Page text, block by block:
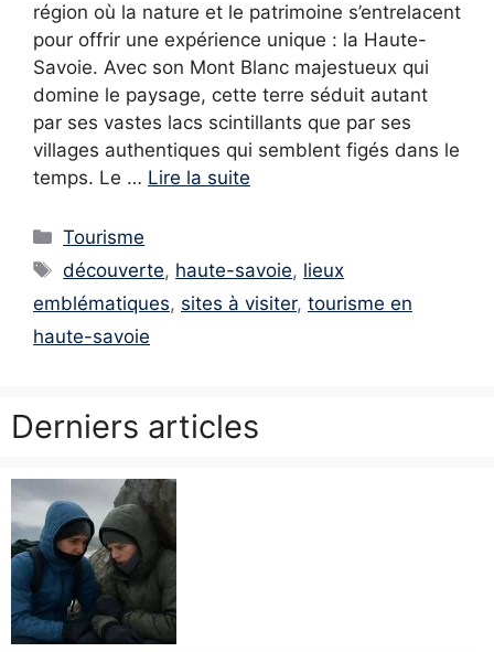
région où la nature et le patrimoine s’entrelacent
pour offrir une expérience unique : la Haute-
Savoie. Avec son Mont Blanc majestueux qui
domine le paysage, cette terre séduit autant
par ses vastes lacs scintillants que par ses
villages authentiques qui semblent figés dans le
temps. Le … Lire la suite
Catégories
Tourisme
Étiquettes
découverte, haute-savoie, lieux
emblématiques, sites à visiter, tourisme en
haute-savoie
Derniers articles